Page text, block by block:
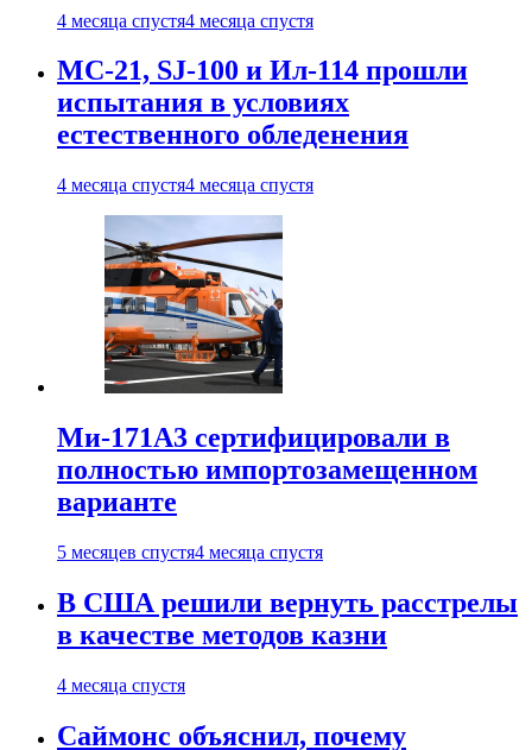
4 месяца спустя4 месяца спустя
МС-21, SJ-100 и Ил-114 прошли
испытания в условиях
естественного обледенения
4 месяца спустя4 месяца спустя
Ми-171А3 сертифицировали в
полностью импортозамещенном
варианте
5 месяцев спустя4 месяца спустя
В США решили вернуть расстрелы
в качестве методов казни
4 месяца спустя
Саймонс объяснил, почему